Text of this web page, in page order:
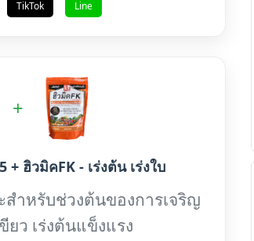
TikTok Line
+
+ ฮิวมิคFK - เร่งต้น เร่งใบ
สำหรับช่วงต้นของการเจริญ
ยว เร่งต้นแข็งแรง